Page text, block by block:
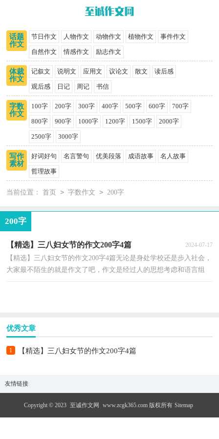
话题
作文
节日作文 人物作文 动物作文 植物作文 事件作文
自然作文 情感作文 励志作文
体裁
作文
记叙文 说明文 应用文 议论文 散文 读后感
观后感 日记 周记 书信
字数
作文
100字 200字 300字 400字 500字 600字 700字
800字 900字 1000字 1200字 1500字 2000字
2500字 3000字
写作
素材
好词好句 名言警句 优美段落 成语故事 名人故事
哲理故事
当前位置： 首页 > 字数作文 > 200字
200字
【精选】三八妇女节的作文200字4篇 2024-07-17
【精选】三八妇女节的作文200字4篇无论是身处学校还是步入社会，
大家最不陌生的就是作文了吧，作文是经过人的思想考虑和语言组
优秀文章
1 【精选】三八妇女节的作文200字4篇
友情链接:
Copyright © 2023 至诚作文网 www.zcgk365.com 版权所有 Sitemap